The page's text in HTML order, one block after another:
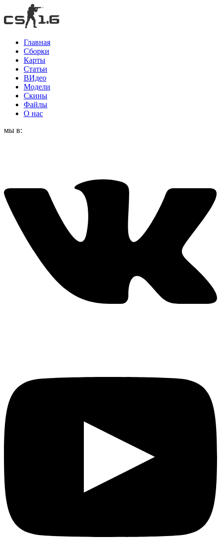
Главная
Сборки
Карты
Статьи
ВИдео
Модели
Скины
Файлы
О нас
мы в: